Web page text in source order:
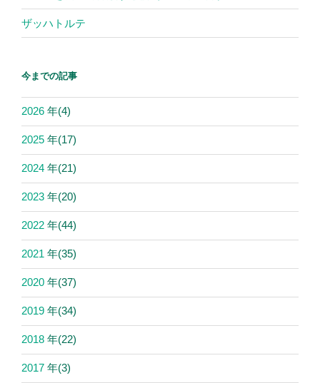
ザッハトルテ
今までの記事
2026 年(4)
2025 年(17)
2024 年(21)
2023 年(20)
2022 年(44)
2021 年(35)
2020 年(37)
2019 年(34)
2018 年(22)
2017 年(3)